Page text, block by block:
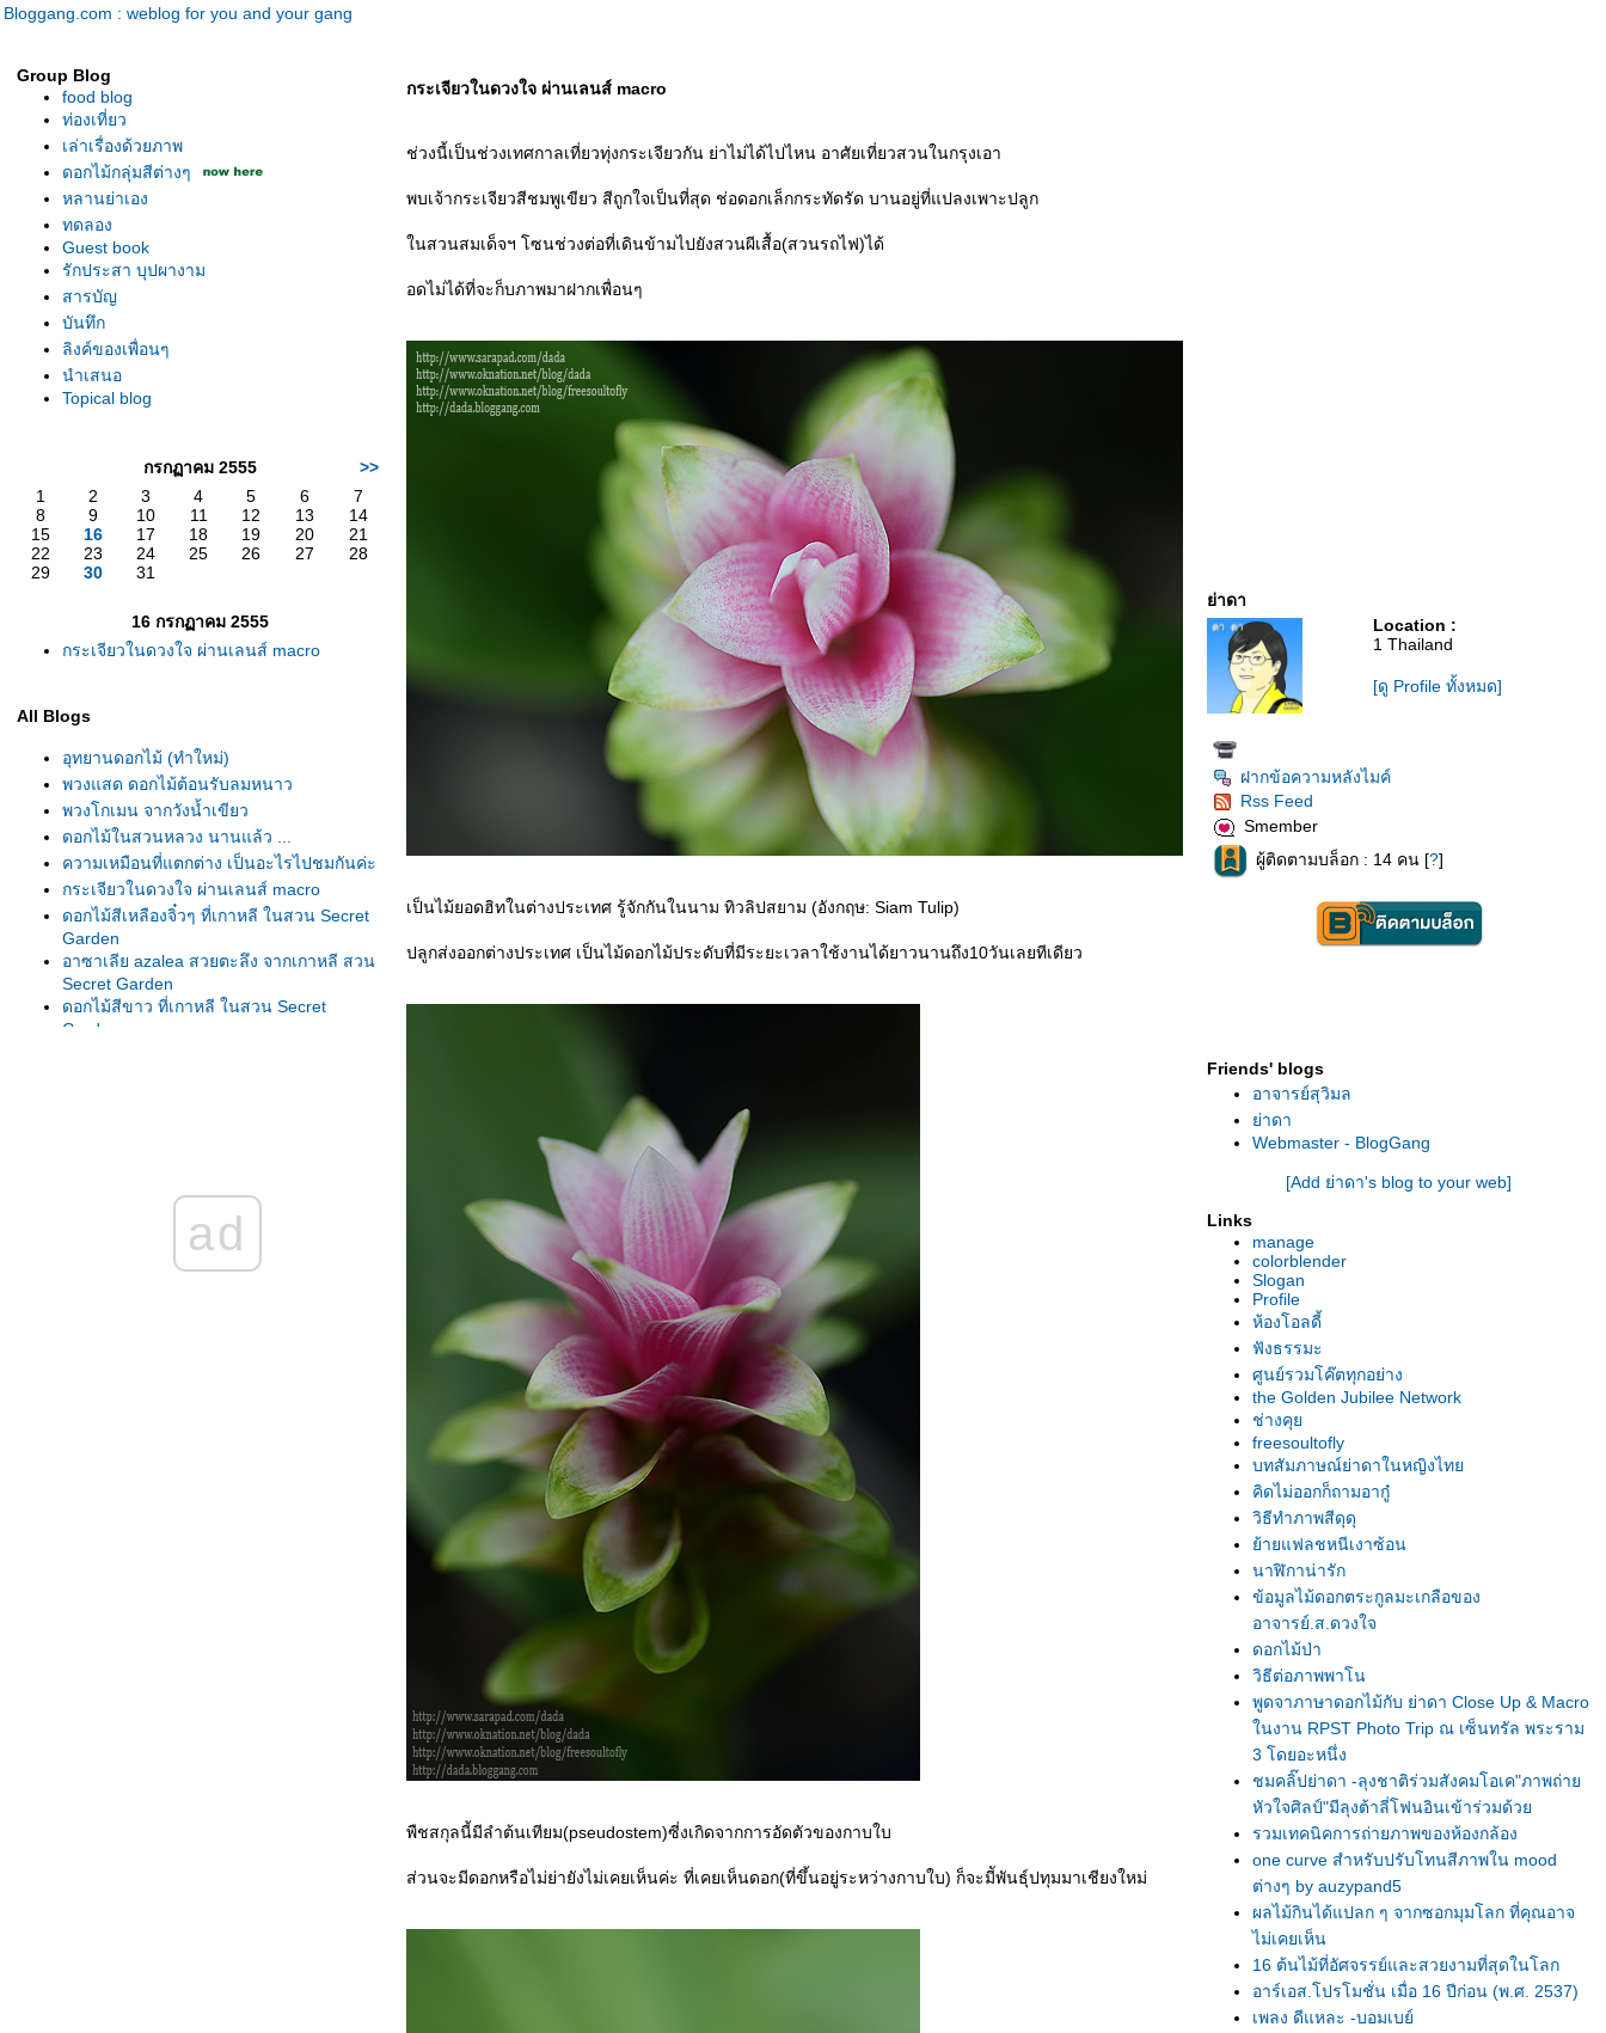
Bloggang.com : weblog for you and your gang
Group Blog
food blog
ท่องเที่ยว
เล่าเรื่องด้วยภาพ
ดอกไม้กลุ่มสีต่างๆ
หลานย่าเอง
ทดลอง
Guest book
รักประสา บุปผางาม
สารบัญ
บันทึก
ลิงค์ของเพื่อนๆ
นำเสนอ
Topical blog
กรกฏาคม 2555
>>
1
2 3 4 5 6
7
8
9 10 11 12 13
14
15
16 17 18 19 20
21
22
23 24 25 26 27
28
29
30 31
16 กรกฏาคม 2555
กระเจียวในดวงใจ ผ่านเลนส์ macro
All Blogs
อุทยานดอกไม้ (ทำใหม่)
พวงแสด ดอกไม้ต้อนรับลมหนาว
พวงโกเมน จากวังน้ำเขียว
ดอกไม้ในสวนหลวง นานแล้ว ...
ความเหมือนที่แตกต่าง เป็นอะไรไปชมกันค่ะ
กระเจียวในดวงใจ ผ่านเลนส์ macro
ดอกไม้สีเหลืองจิ๋วๆ ที่เกาหลี ในสวน Secret
Garden
อาซาเลีย azalea สวยตะลึง จากเกาหลี สวน
Secret Garden
ดอกไม้สีขาว ที่เกาหลี ในสวน Secret
Garden
ดอกไม้สีเหลือง จากทริปเชียงรา
ดอกไม้สีม่วงจากทริปเชียงรา
บัว ที่สวนหลวงในวันเหงาๆ
มวลดอกไม้ในสวน
ad
กระเจียวในดวงใจ ผ่านเลนส์ macro
ช่วงนี้เป็นช่วงเทศกาลเที่ยวทุ่งกระเจียวกัน ย่าไม่ได้ไปไหน อาศัยเที่ยวสวนในกรุงเอา
พบเจ้ากระเจียวสีชมพูเขียว สีถูกใจเป็นที่สุด ช่อดอกเล็กกระทัดรัด บานอยู่ที่แปลงเพาะปลูก
นสวนสมเด็จฯ โซนช่วงต่อที่เดินข้ามไปยังสวนผีเสื้อ(สวนรถไฟ)ได้
อดไม่ได้ที่จะก็บภาพมาฝากเพื่อนๆ
เป็นไม้ยอดฮิทในต่างประเทศ รู้จักกันในนาม ทิวลิปสยาม (อังกฤษ: Siam Tulip)
ปลูกส่งออกต่างประเทศ เป็นไม้ดอกไม้ประดับที่มีระยะเวลาใช้งานได้ยาวนานถึง10วันเลยทีเดียว
พืชสกุลนี้มีลำต้นเทียม(pseudostem)ซี่งเกิดจากการอัดตัวของกาบใบ
ส่วนจะมีดอกหรือไม่ย่ายังไม่เคยเห็นค่ะ ที่เคยเห็นดอก(ที่ขึ้นอยู่ระหว่างกาบใบ) ก็จะมีัพันธุ์ปทุมมาเชียงใหม่
่าดา
Location :
1 Thailand
[ดู Profile ทั้งหมด]
ฝากข้อความหลังไมค์
Rss Feed
Smember
ผู้ติดตามบล็อก : 14 คน [?]
Friends' blogs
อาจารย์สุวิมล
่าดา
Webmaster - BlogGang
[Add ย่าดา's blog to your web]
Links
manage
colorblender
Slogan
Profile
ห้องโอลดี้
ฟังธรรมะ
ศูนย์รวมโค๊ตทุกอย่าง
the Golden Jubilee Network
ช่างคุ
freesoultofly
บทสัมภาษณ์ย่าดาในหญิงไท
คิดไม่ออกก็ถามอากู๋
วิธีทำภาพสีดุดุ
้ายแฟลชหนีเงาซ้อน
นาฬิกาน่ารัก
ข้อมูลไม้ดอกตระกูลมะเกลือของ
อาจารย์.ส.ดวงใจ
ดอกไม้ป่า
วิธีต่อภาพพาโน
พูดจาภาษาดอกไม้กับ ย่าดา Close Up & Macro
นงาน RPST Photo Trip ณ เซ็นทรัล พระราม
3 โดยอะหนึ่ง
ชมคลิ๊ปย่าดา -ลุงชาติร่วมสังคมโอเค"ภาพถ่า
หัวใจศิลป์"มีลุงต้าลี่โฟนอินเข้าร่วมด้ว
รวมเทคนิคการถ่ายภาพของห้องกล้อง
one curve สำหรับปรับโทนสีภาพใน mood
ต่างๆ by auzypand5
ผลไม้กินได้แปลก ๆ จากซอกมุมโลก ที่คุณอาจ
ไม่เคยเห็น
16 ต้นไม้ที่อัศจรรย์และสวยงามที่สุดในโลก
อาร์เอส.โปรโมชั่น เมื่อ 16 ปีก่อน (พ.ศ. 2537)
เพลง ดีแหละ -บอมเบย์